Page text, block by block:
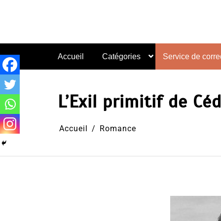
Accueil Catégories Service de
L’Exil primitif de
Accueil Romance